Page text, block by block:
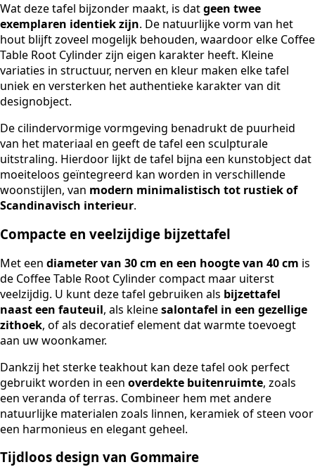
Wat deze tafel bijzonder maakt, is datgeen twee
exemplaren identiek zijn. De natuurlijke vorm van het
hout blijft zoveel mogelijk behouden, waardoor elke Coffee
Table Root Cylinder zijn eigen karakter heeft. Kleine
variaties in structuur, nerven en kleur maken elke tafel
uniek en versterken het authentieke karakter van dit
designobject.
De cilindervormige vormgeving benadrukt de puurheid
van het materiaal en geeft de tafel een sculpturale
uitstraling. Hierdoor lijkt de tafel bijna een kunstobject dat
moeiteloos geïntegreerd kan worden in verschillende
woonstijlen, van modern minimalistisch tot rustiek of
Scandinavisch interieur.
Compacte en veelzijdige bijzettafel
Met een diameter van 30 cm en een hoogte van 40 cm is
de Coffee Table Root Cylinder compact maar uiterst
veelzijdig. U kunt deze tafel gebruiken als bijzettafel
naast een fauteuil, als kleinesalontafel in een gezellige
zithoek, of als decoratief element dat warmte toevoegt
aan uw woonkamer.
Dankzij het sterke teakhout kan deze tafel ook perfect
gebruikt worden in een overdekte buitenruimte, zoals
een veranda of terras. Combineer hem met andere
natuurlijke materialen zoals linnen, keramiek of steen voor
een harmonieus en elegant geheel.
Tijdloos design van Gommaire